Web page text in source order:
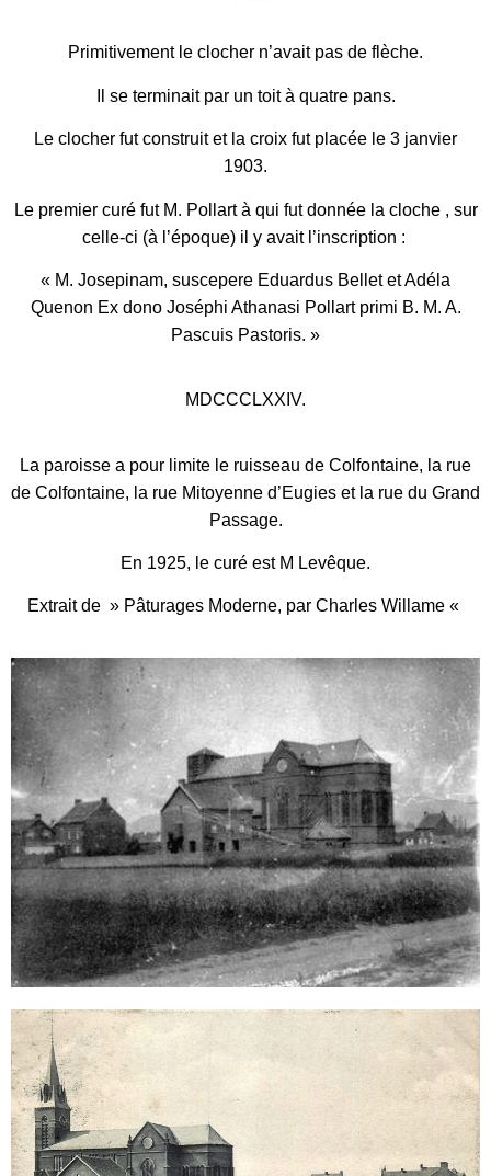
Primitivement le clocher n’avait pas de flèche.
Il se terminait par un toit à quatre pans.
Le clocher fut construit et la croix fut placée le 3 janvier
1903.
Le premier curé fut M. Pollart à qui fut donnée la cloche , sur
celle-ci (à l’époque) il y avait l’inscription :
« M. Josepinam, suscepere Eduardus Bellet et Adéla
Quenon Ex dono Joséphi Athanasi Pollart primi B. M. A.
Pascuis Pastoris. »
MDCCCLXXIV.
La paroisse a pour limite le ruisseau de Colfontaine, la rue
de Colfontaine, la rue Mitoyenne d’Eugies et la rue du Grand
Passage.
En 1925, le curé est M Levêque.
Extrait de » Pâturages Moderne, par Charles Willame «